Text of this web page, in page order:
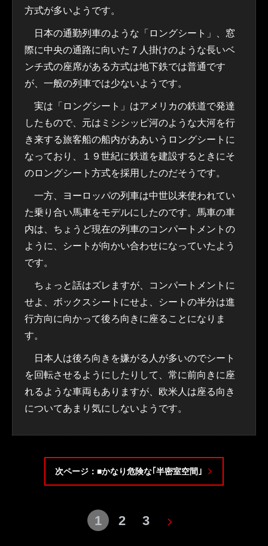
方式が多いようです。
日本の通勤列車のような「ロングシート」、窓
際に中央の通路に向いた７人掛けのような長いベ
ンチ式の座席がある方式は地下鉄では普通です
が、一般の列車では少ないようです。
実は「ロングシート」はアメリカの鉄道で発達
したもので、元はミシシッピ河のような大河を行
き来する旅客船の船内がああいうロングシートに
なっており、１９世紀に鉄道を建設するときにそ
のロングシート方式を採用したのだそうです。
一方、ヨーロッパの列車は中世以来使われてい
た乗り合い馬車をモデルにしたのです。馬車の車
内は、ちょうど現在の列車のコンパートメントの
ように、シートが向かい合わせになっていたよう
です。
ちょっと話はズレますが、コンパートメントに
せよ、ボックスシートにせよ、シートの半分は進
行方向に向かって後ろ向きに座ることになりま
す。
日本人は後ろ向きを嫌がる人が多いのでシート
を回転させるようにしたりして、常に前向きに座
れるような車両もありますが、欧米人は座る向き
についてあまり気にしないようです。
次ページ：■かなり危険な｢半密室空間｣
1 2 3